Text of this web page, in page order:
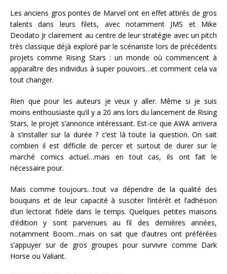
Les anciens gros pontes de Marvel ont en effet attirés de gros
talents dans leurs filets, avec notamment JMS et Mike
Deodato Jr clairement au centre de leur stratégie avec un pitch
très classique déjà exploré par le scénariste lors de précédents
projets comme Rising Stars : un monde où commencent à
apparaître des individus à super pouvoirs…et comment cela va
tout changer.
Rien que pour les auteurs je veux y aller. Même si je suis
moins enthousiaste qu’il y a 20 ans lors du lancement de Rising
Stars, le projet s’annonce intéressant. Est-ce que AWA arrivera
à s’installer sur la durée ? c’est là toute la question. On sait
combien il est difficile de percer et surtout de durer sur le
marché comics actuel…mais en tout cas, ils ont fait le
nécessaire pour.
Mais comme toujours…tout va dépendre de la qualité des
bouquins et de leur capacité à susciter l’intérêt et l’adhésion
d’un lectorat fidèle dans le temps. Quelques petites maisons
d’édition y sont parvenues au fil des dernières années,
notamment Boom…mais on sait que d’autres ont préférées
s’appuyer sur de gros groupes pour survivre comme Dark
Horse ou Valiant.